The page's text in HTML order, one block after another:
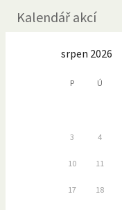
Kalendář akcí
srpen 2026
P Ú
3 4
10 11
17 18